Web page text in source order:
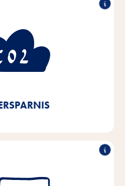
50% weniger CO
Ökostrom und die Umstellung
Brennwertkessel unserer
sowie den Einsatz von LED-
der LKW-Flotte